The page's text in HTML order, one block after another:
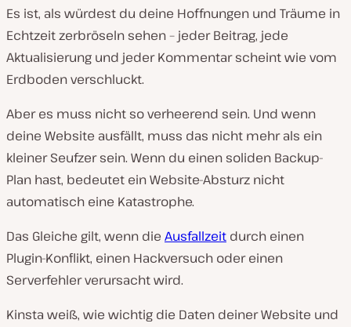
Es ist, als würdest du deine Hoffnungen und Träume in
Echtzeit zerbröseln sehen – jeder Beitrag, jede
Aktualisierung und jeder Kommentar scheint wie vom
Erdboden verschluckt.
Aber es muss nicht so verheerend sein. Und wenn
deine Website ausfällt, muss das nicht mehr als ein
kleiner Seufzer sein. Wenn du einen soliden Backup-
Plan hast, bedeutet ein Website-Absturz nicht
automatisch eine Katastrophe.
Das Gleiche gilt, wenn die Ausfallzeit durch einen
Plugin-Konflikt, einen Hackversuch oder einen
Serverfehler verursacht wird.
Kinsta weiß, wie wichtig die Daten deiner Website und